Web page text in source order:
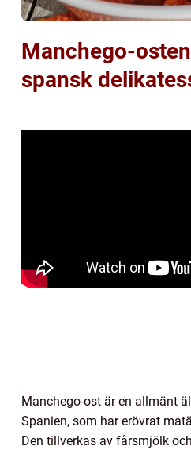
Manchego-
spansk
Manchego-ost är en allmänt
Spanien, som har erövrat
Den tillverkas av fårsmjölk